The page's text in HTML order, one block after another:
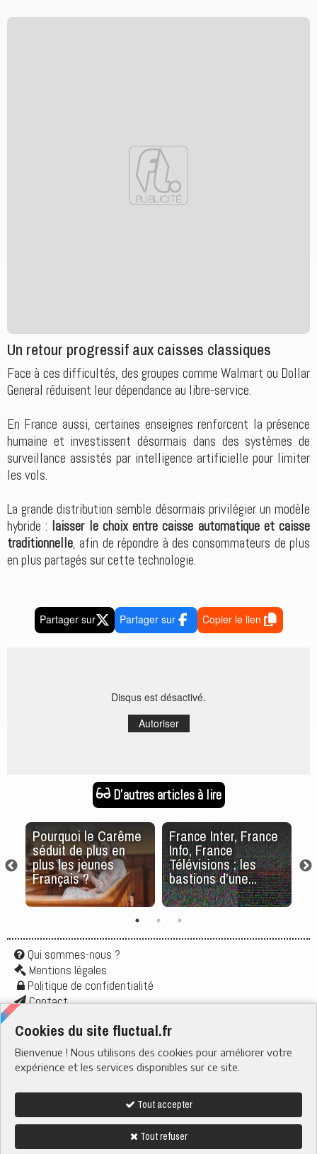
Cookies du site fluctual.fr
Bienvenue ! Nous utilisons des cookies pour améliorer votre
expérience et les services disponibles sur ce site.
Tout accepter
Tout refuser
Un retour progressif aux caisses classiques
Face à ces difficultés, des groupes comme Walmart ou Dollar
General réduisent leur dépendance au libre-service.
En France aussi, certaines enseignes renforcent la présence
humaine et investissent désormais dans des systèmes de
surveillance assistés par intelligence artificielle pour limiter
les vols.
La grande distribution semble désormais privilégier un modèle
hybride : laisser le choix entre caisse automatique et caisse
traditionnelle, afin de répondre à des consommateurs de plus
en plus partagés sur cette technologie.
Partager sur Partager sur Copier le lien
Disqus est désactivé.
Autoriser
D'autres articles à lire
Pourquoi le Carême
séduit de plus en
plus les jeunes
Français ?
France Inter, France
Info, France
Télévisions : les
bastions d’une...
Qui sommes-nous ?
Mentions légales
Politique de confidentialité
Contact
Flux rss
RUBRIQUES
› Actu & Société
› Quotidien
› Santé & Bien-être
› Tech & Web